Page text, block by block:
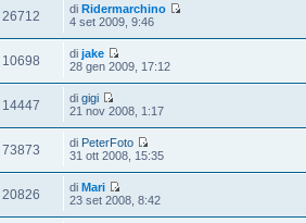
26712 diRidermarchino
4 set 2009, 9:46
10698 dijake
28 gen 2009, 17:12
14447 digigi
21 nov 2008, 1:17
73873 di PeterFoto
31 ott 2008, 15:35
20826 diMari
23 set 2008, 8:42